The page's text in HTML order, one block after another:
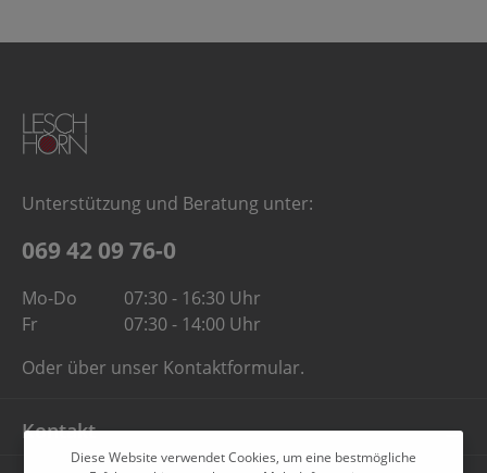
Unterstützung und Beratung unter:
069 42 09 76-0
Mo-Do
07:30 - 16:30 Uhr
Fr
07:30 - 14:00 Uhr
Oder über unser Kontaktformular.
Kontakt
Diese Website verwendet Cookies, um eine bestmögliche